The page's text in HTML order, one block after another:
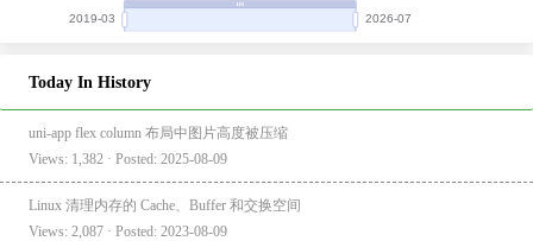
Today In History
uni-app flex column 布局中图片高度被压缩
Views: 1,382 · Posted: 2025-08-09
Linux 清理内存的 Cache、Buffer 和交换空间
Views: 2,087 · Posted: 2023-08-09